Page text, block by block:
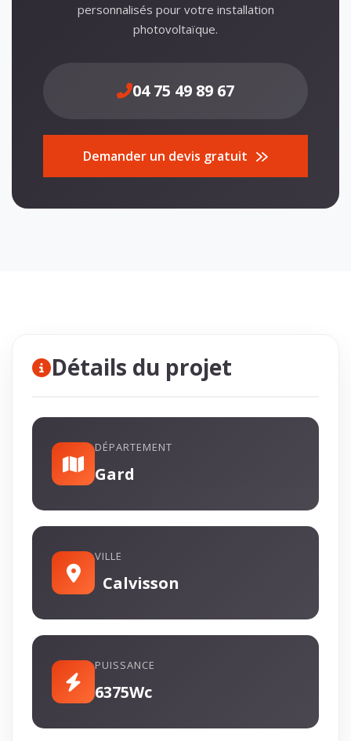
personnalisés pour votre installation
photovoltaïque.
04 75 49 89 67
Demander un devis gratuit
Détails du projet
DÉPARTEMENT
Gard
VILLE
Calvisson
PUISSANCE
6375Wc